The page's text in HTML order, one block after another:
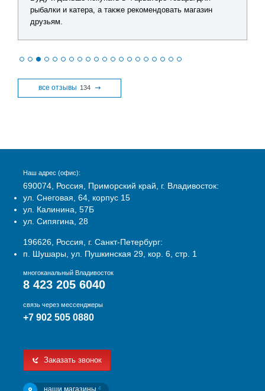
рыбалки и катера, а также рекомендовать магазин
друзьям.
все отзывы 134
Наш адрес (офис):
690074, Россия, Приморский край, г. Владивосток:
ул. Снеговая, 64, корпус 15
ул. Калинина, 57Б
ул. Сипягина, 28
196626, Россия, г. Санкт-Петербург:
п. Шушары, ул. Пушкинская 29, кор. 6, стр. 1
многоканальный Владивосток
8 423 205 6040
связь через мессенджеры
+7 902 505 0880
Заказать звонок
наши магазины 4